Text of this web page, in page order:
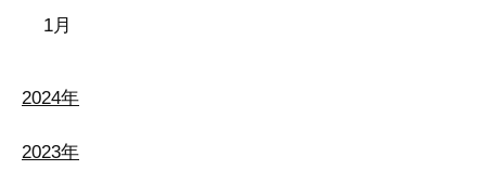
1月
2024年
2023年